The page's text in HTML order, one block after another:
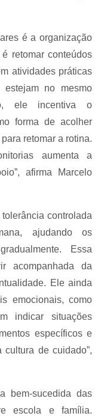
é a organização
retomar conteúdos
atividades práticas
no mesmo
ele incentiva o
forma de acolher
retomar a rotina.
aumenta a
afirma Marcelo
controlada
ajudando os
Essa
acompanhada da
Ele ainda
emocionais, como
indicar situações
específicos e
de cuidado”,
bem-sucedida das
escola e família.